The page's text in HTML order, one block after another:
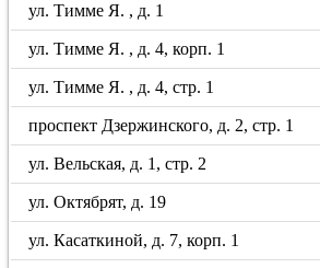
ул. Тимме Я. , д. 1
ул. Тимме Я. , д. 4, корп. 1
ул. Тимме Я. , д. 4, стр. 1
проспект Дзержинского, д. 2, стр. 1
ул. Вельская, д. 1, стр. 2
ул. Октябрят, д. 19
ул. Касаткиной, д. 7, корп. 1